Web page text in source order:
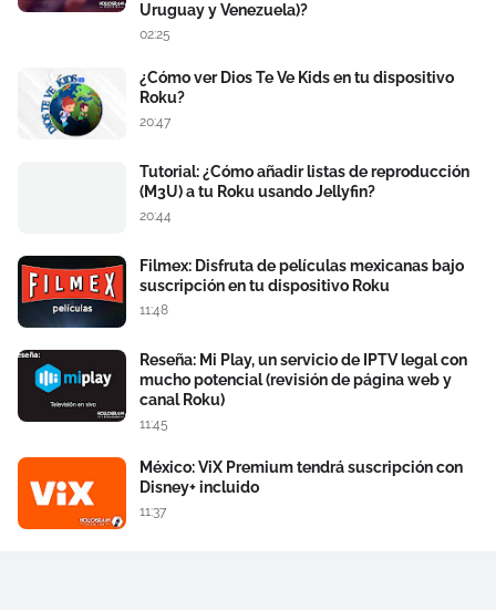
Uruguay y Venezuela)?
02:25
¿Cómo ver Dios Te Ve Kids en tu dispositivo
Roku?
20:47
Tutorial: ¿Cómo añadir listas de reproducción
(M3U) a tu Roku usando Jellyfin?
20:44
Filmex: Disfruta de películas mexicanas bajo
suscripción en tu dispositivo Roku
11:48
Reseña: Mi Play, un servicio de IPTV legal con
mucho potencial (revisión de página web y
canal Roku)
11:45
México: ViX Premium tendrá suscripción con
Disney+ incluido
11:37